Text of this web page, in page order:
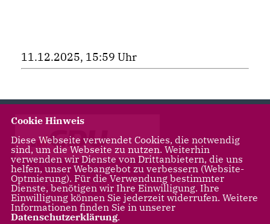
11.12.2025, 15:59 Uhr
Landtagsabgeordnete für Leegebruch, Liebenwalde,
Oranienburg
Cookie Hinweis
Diese Webseite verwendet Cookies, die notwendig
sind, um die Webseite zu nutzen. Weiterhin
verwenden wir Dienste von Drittanbietern, die uns
helfen, unser Webangebot zu verbessern (Website-
Optmierung). Für die Verwendung bestimmter
Dienste, benötigen wir Ihre Einwilligung. Ihre
Einwilligung können Sie jederzeit widerrufen. Weitere
Informationen finden Sie in unserer
Datenschutzerklärung.